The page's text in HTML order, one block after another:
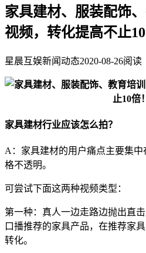
家具建材、服装配饰
视频，转化提高不止10
星晨互娱新闻动态2020-08-26阅读
家具建材行业应该怎么拍？
A：家具建材的用户痛点主要集
格不透明。
可尝试下面这两种视频类型：
第一种：真人一边走路边抛出直
口播推荐的家具产品，在推荐家
转化。